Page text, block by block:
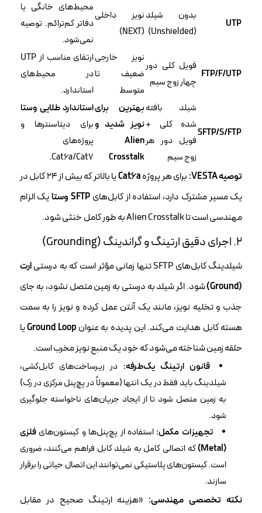
UTP
بدون شیلد
(Unshielded)
نویز داخلی
(NEXT)
محیط‌های خانگی یا
دفاتر کم‌تراکم. توصیه
نمی‌شود.
FTP/F/UTP
فویل کلی دور
چهار زوج سیم
نویز خارجی
ضعیف تا
متوسط
ارتقای مناسب از UTP
در محیط‌های
استاندارد.
SFTP/S/FTP
شیلد بافته
شده کلی +
فویل دور هر
زوج سیم
بهترین برای
نویز شدید و
Alien
Crosstalk
استاندارد طلایی وستا
برای دیتاسنترها و
پروژه‌های
Cat6a/Cat7.
توصیه VESTA: برای هر پروژهCat6a
یا بالاتر که بیش از ۲۴ کابل در
یک مسیر مشترک دارد، استفاده از کابل‌هایSFTP وستا
یک الزام
مهندسی است تا Alien Crosstalk به طور کامل خنثی شود.
۲. اجرای دقیق ارتینگ و گراندینگ (Grounding)
شیلدینگ کابل‌های SFTP تنها زمانی مؤثر است که به درستی
ارت
(Ground)
شود. اگر شیلد به درستی به زمین متصل نشود، به جای
جذب و تخلیه نویز، مانند یک آنتن عمل کرده و نویز را به سمت
هسته کابل هدایت می‌کند. این پدیده به عنوانGround Loopیا
حلقه زمین شناخته می‌شود که خود یک منبع نویز مخرب است.
قانون ارتینگ یک‌طرفه: در زیرساخت‌های کابل‌کشی،
شیلدینگ باید فقط در یک انتها (معمولاً در پچ‌پنل مرکزی در رک)
به زمین متصل شود تا از ایجاد جریان‌های ناخواسته جلوگیری
شود.
تجهیزات مکمل: استفاده از پچ‌پنل‌ها و کیستون‌هایفلزی
(Metal)
که اتصالی کامل به شیلد کابل فراهم می‌کنند، ضروری
است. کیستون‌های پلاستیکی نمی‌توانند این اتصال حیاتی را برقرار
سازند.
نکته تخصصی مهندسی: «هزینه ارتینگ صحیح در مقابل